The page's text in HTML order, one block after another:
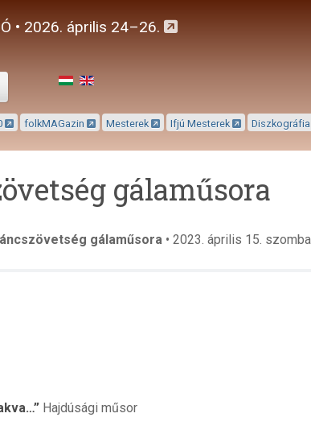
• 2026. április 24–26.
folkMAGazin Mesterek Ifjú Mesterek Diszkográfia
gálaműsora
gálaműsora • 2023. április 15.
Hajdúsági műsor